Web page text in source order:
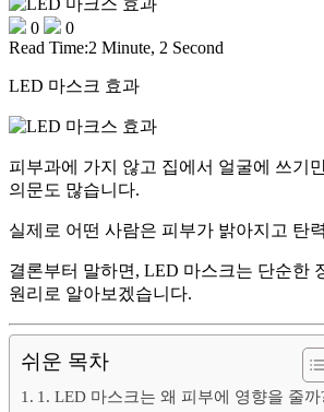
0
0
Read Time:2 Minute, 2 Second
LED 마스크 효과
피부과에 가지 않고 집에서 얼굴에 쓰기
의문도 많습니다.
실제로 어떤 사람은 피부가 밝아지고 탄
결론부터 말하면, LED 마스크는 단순한
원리로 알아보겠습니다.
쉬운 목차
1. LED 마스크는 왜 피부에 영향을 줄까